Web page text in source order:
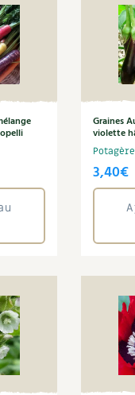
Pascal
Aires
Annuler les filtres
Graines
violette
3,40€